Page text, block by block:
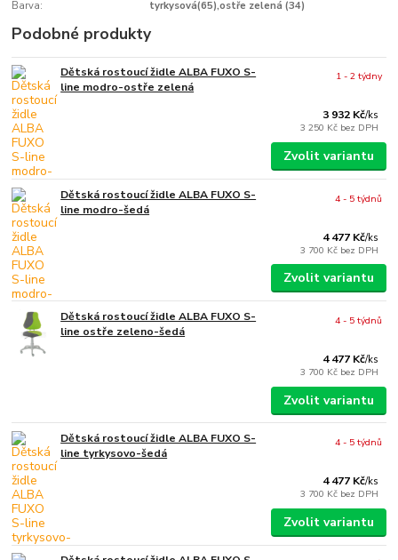
Barva:
tyrkysová(65),ostře zelená (34)
Podobné produkty
Dětská rostoucí židle ALBA FUXO S-
line modro-ostře zelená
3 932 Kč/ks
3 250 Kč bez DPH
1 - 2 týdny
Zvolit variantu
Dětská rostoucí židle ALBA FUXO S-
line modro-šedá
4 477 Kč/ks
3 700 Kč bez DPH
4 - 5 týdnů
Zvolit variantu
Dětská rostoucí židle ALBA FUXO S-
line ostře zeleno-šedá
4 477 Kč/ks
3 700 Kč bez DPH
4 - 5 týdnů
Zvolit variantu
Dětská rostoucí židle ALBA FUXO S-
line tyrkysovo-šedá
4 477 Kč/ks
3 700 Kč bez DPH
4 - 5 týdnů
Zvolit variantu